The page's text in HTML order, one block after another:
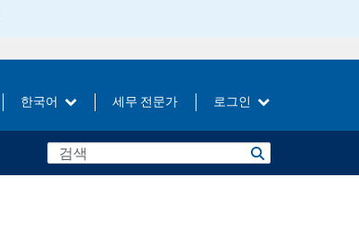
한국어 세무 전문가 로그인